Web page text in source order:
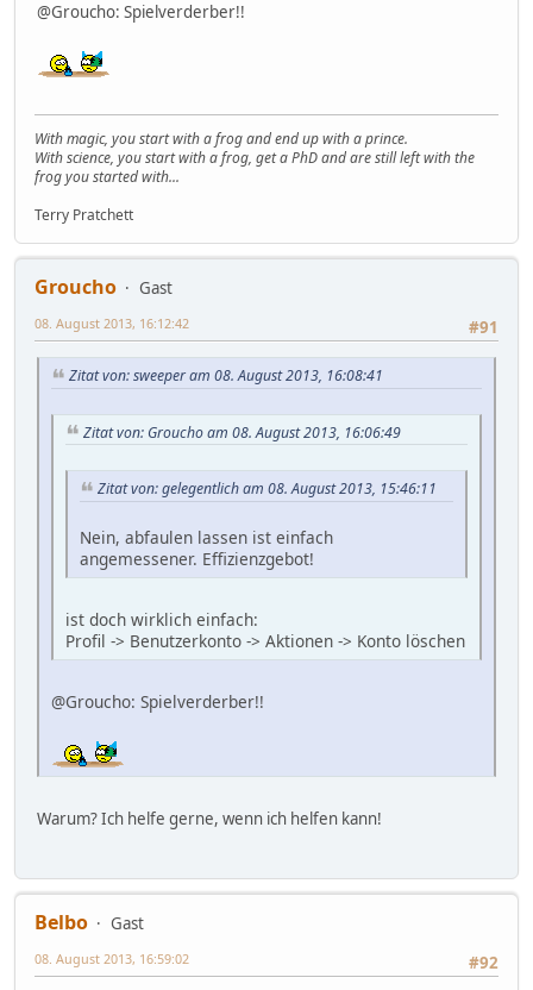
@Groucho: Spielverderber!!
With magic, you start with a frog and end up with a prince.
With science, you start with a frog, get a PhD and are still left with the
frog you started with...
Terry Pratchett
Groucho
Gast
#91
08. August 2013, 16:12:42
Zitat von: sweeper am 08. August 2013, 16:08:41
Zitat von: Groucho am 08. August 2013, 16:06:49
Zitat von: gelegentlich am 08. August 2013, 15:46:11
Nein, abfaulen lassen ist einfach
angemessener. Effizienzgebot!
ist doch wirklich einfach:
Profil -> Benutzerkonto -> Aktionen -> Konto löschen
@Groucho: Spielverderber!!
Warum? Ich helfe gerne, wenn ich helfen kann!
Belbo
Gast
#92
08. August 2013, 16:59:02